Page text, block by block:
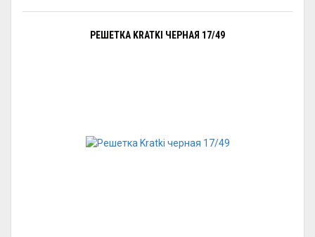
РЕШЕТКА KRATKI ЧЕРНАЯ 17/49